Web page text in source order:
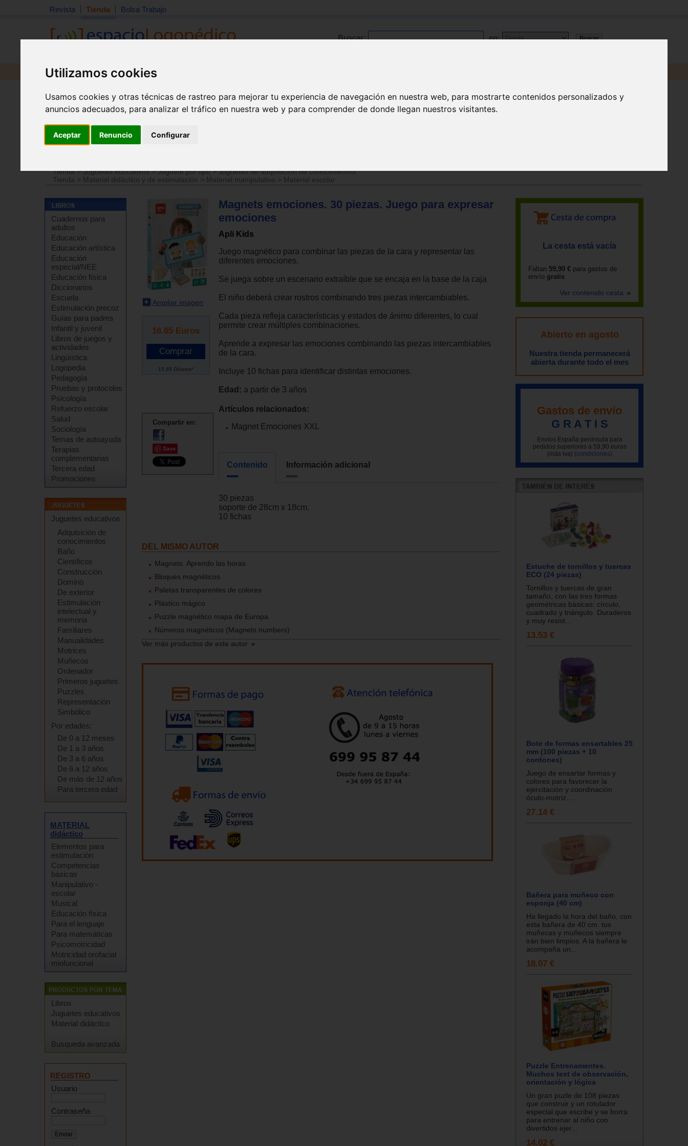
Utilizamos cookies
Usamos cookies y otras técnicas de rastreo para mejorar tu experiencia de navegación en nuestra web, para mostrarte contenidos personalizados y
anuncios adecuados, para analizar el tráfico en nuestra web y para comprender de donde llegan nuestros visitantes.
Aceptar Renuncio Configurar
Revista Tienda Bolsa Trabajo
Buscar: en:
Revista Libros Material
Tienda>Juguetes educativos>Juguete por tipo>Juguetes de adquisición de conocimientos
Tienda
> Material didáctico y de estimulación > Material manipulativo > Material escolar
Cuadernos para
adultos
Educación
Educación artística
Educación
especial/NEE
Educación física
Diccionarios
Escuela
Estimulación precoz
Guías para padres
Infantil y juvenil
Libros de juegos y
actividades
Lingüística
Logopedia
Pedagogía
Pruebas y protocolos
Psicología
Refuerzo escolar
Salud
Sociología
Temas de autoayuda
Terapias
complementarias
Tercera edad
Promociones
Juguetes educativos
Adquisición de
conocimientos
Baño
Científicos
Construcción
Dominó
De exterior
Estimulación
intelectual y
memoria
Familiares
Manualidades
Motrices
Muñecos
Ordenador
Primeros juguetes
Puzzles
Representación
Simbólico
Por edades:
De 0 a 12 meses
De 1 a 3 años
De 3 a 6 años
De 6 a 12 años
De más de 12 años
Para tercera edad
MATERIAL
didáctico
Elementos para
estimulación
Competencias
básicas
Manipulativo -
escolar
Musical
Educación física
Para el lenguaje
Para matemáticas
Psicomotricidad
Motricidad orofacial
miofuncional
Libros
Juguetes educativos
Material didáctico
Busqueda avanzada
REGISTRO
Usuario
Contraseña
Ampliar imagen
16.65 Euros
15.89 Dólares*
Compartir en:
Save
Magnets emociones. 30 piezas. Juego para expresar
emociones
Apli Kids
Juego magnético para combinar las piezas de la cara y representar las
diferentes emociones.
Se juega sobre un escenario extraíble que se encaja en la base de la caja
El niño deberá crear rostros combinando tres piezas intercambiables.
Cada pieza refleja características y estados de ánimo diferentes, lo cual
permite crear múltiples combinaciones.
Aprende a expresar las emociones combinando las piezas intercambiables
de la cara.
Incluye 10 fichas para identificar distintas emociones.
Edad: a partir de 3 años
Artículos relacionados:
Magnet Emociones XXL
Contenido Información adicional
30 piezas
soporte de 28cm x 18cm.
10 fichas
DEL MISMO AUTOR
Magnets. Aprendo las horas
Bloques magnéticos
Paletas transparentes de colores
Plástico mágico
Puzzle magnético mapa de Europa
Números magnéticos (Magnets numbers)
Ver más productos de este autor
La cesta está vacía
Faltan 59,90 € para gastos de
envío gratis
Ver contenido cesta
Abierto en agosto
Nuestra tienda permanecerá
abierta durante todo el mes
Gastos de envío
G R A T I S
Envíos España península para
pedidos superiores a 59,90 euros
(más iva) (condiciones)
Estuche de tornillos y tuercas
ECO (24 piezas)
Tornillos y tuercas de gran
tamaño, con las tres formas
geométricas básicas: círculo,
cuadrado y triángulo. Duraderos
y muy resist...
13.53 €
Bote de formas ensartables 25
mm (100 piezas + 10
cordones)
Juego de ensartar formas y
colores para favorecer la
ejercitación y coordinación
óculo-motriz....
27.14 €
Bañera para muñeco con
esponja (40 cm)
Ha llegado la hora del baño, con
esta bañera de 40 cm. tus
muñecas y muñecos siempre
irán bien limpios. A la bañera le
acompaña un...
18.07 €
Puzzle Entrenamentes.
Muchos test de observación,
orientación y lógica
Un gran puzle de 108 piezas
que construir y un rotulador
especial que escribe y se borra
para entrenar al niño con
divertidos ejer...
14.02 €